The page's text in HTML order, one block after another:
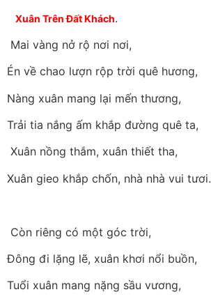
Xuân Trên Đất Khách.
Mai vàng nở rộ nơi nơi,
Én về chao lượn rộp trời quê hương,
Nàng xuân mang lại mến thương,
Trải tia nắng ấm khắp đường quê ta,
Xuân nồng thắm, xuân thiết tha,
Xuân gieo khắp chốn, nhà nhà vui tươi.
Còn riêng có một góc trời,
Đông đi lặng lẽ, xuân khơi nổi buồn,
Tuổi xuân mang nặng sầu vương,